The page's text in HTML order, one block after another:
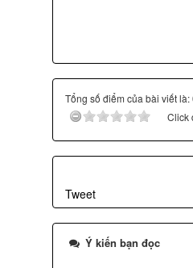
Tổng số điểm của bài viết
Click
Tweet
Ý kiến bạn đọc